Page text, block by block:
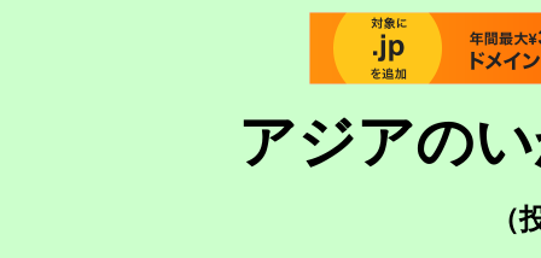
アジアの
（